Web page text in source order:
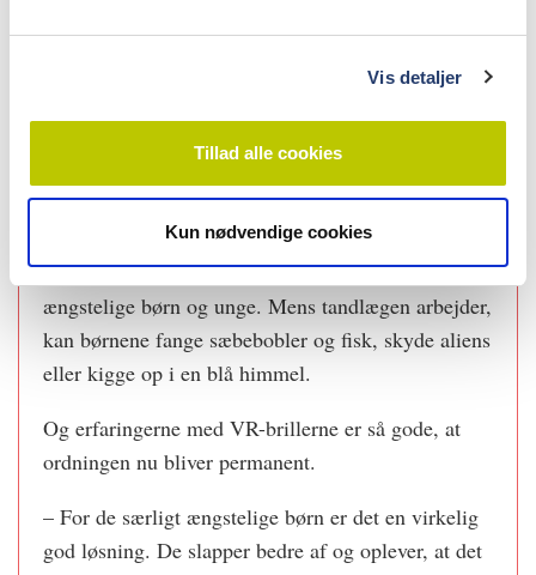
Vis detaljer
Tillad alle cookies
Kun nødvendige cookies
rummer dem i angsten og giver dem en udvej,
Børn fanger sæbebobler i
tandlægestolen
Tandplejen i Ringkøbing-Skjern Kommune har det
seneste år afprøvet Virtual Reality-briller til særligt
ængstelige børn og unge. Mens tandlægen arbejder,
kan børnene fange sæbebobler og fisk, skyde aliens
eller kigge op i en blå himmel.
Og erfaringerne med VR-brillerne er så gode, at
ordningen nu bliver permanent.
– For de særligt ængstelige børn er det en virkelig
god løsning. De slapper bedre af og oplever, at det